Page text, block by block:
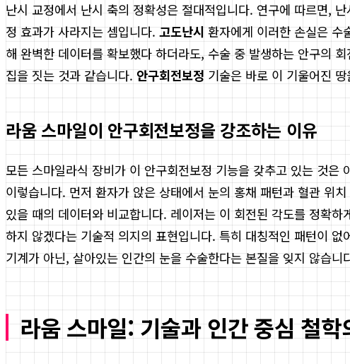
난시 교정에서 난시 축의 정확성은 절대적입니다. 연구에 따르면,
정 효과가 사라지는 셈입니다. 고도난시 환자에게 이러한 손실은 수
해 완벽한 데이터를 확보했다 하더라도, 수술 중 발생하는 안구의
집을 짓는 것과 같습니다. 안구회전보정 기술은 바로 이 기울어진
라움 스마일이 안구회전보정을 강조하는 이유
모든 스마일라식 장비가 이 안구회전보정 기능을 갖추고 있는 것은
이렇습니다. 먼저 환자가 앉은 상태에서 눈의 홍채 패턴과 혈관 위
있을 때의 데이터와 비교합니다. 레이저는 이 회전된 각도를 정확
하지 않겠다는 기술적 의지의 표현입니다. 특히 대칭적인 패턴이 없
기계가 아닌, 살아있는 인간의 눈을 수술한다는 본질을 잊지 않습니
라움 스마일: 기술과 인간 중심 철학